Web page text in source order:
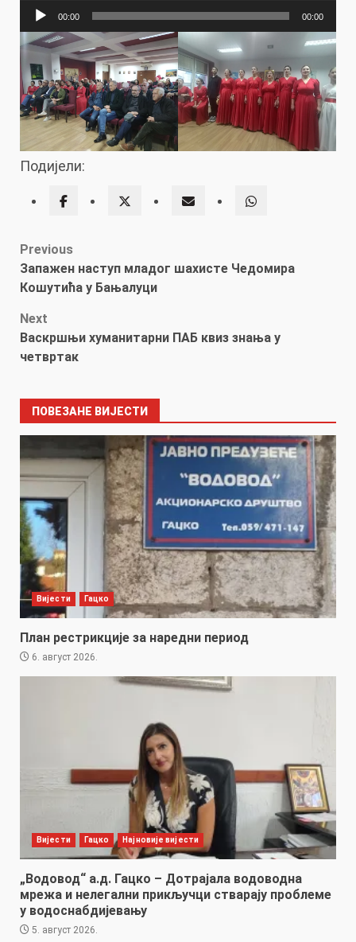
Прегледач
записа
00:00 00:00
Подијели:
Post
navigation
Previous
Запажен наступ младог шахисте Чедомира
Кошутића у Бањалуци
Next
Васкршњи хуманитарни ПAБ квиз знања у
четвртак
ПОВЕЗАНЕ ВИЈЕСТИ
Вијести Гацко
План рестрикције за наредни период
6. август 2026.
Вијести Гацко Најновије вијести
„Водовод“ а.д. Гацко – Дотрајала водоводна
мрежа и нелегални прикључци стварају проблеме
у водоснабдијевању
5. август 2026.